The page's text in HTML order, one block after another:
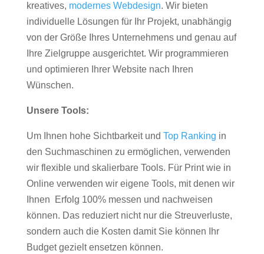
kreatives, modernes Webdesign. Wir bieten
individuelle Lösungen für Ihr Projekt, unabhängig
von der Größe Ihres Unternehmens und genau auf
Ihre Zielgruppe ausgerichtet. Wir programmieren
und optimieren Ihrer Website nach Ihren
Wünschen.
Unsere Tools:
Um Ihnen hohe Sichtbarkeit und Top Ranking in
den Suchmaschinen zu ermöglichen, verwenden
wir flexible und skalierbare Tools. Für Print wie in
Online verwenden wir eigene Tools, mit denen wir
Ihnen Erfolg 100% messen und nachweisen
können. Das reduziert nicht nur die Streuverluste,
sondern auch die Kosten damit Sie können Ihr
Budget gezielt ensetzen können.